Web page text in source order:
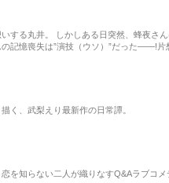
する丸井。 しかしある日突然、蜂夜さ
記憶喪失は”演技（ウソ）”だった――!
く、武梨えり最新作の日常譚。
を知らない二人が織りなすQ&Aラブコメ